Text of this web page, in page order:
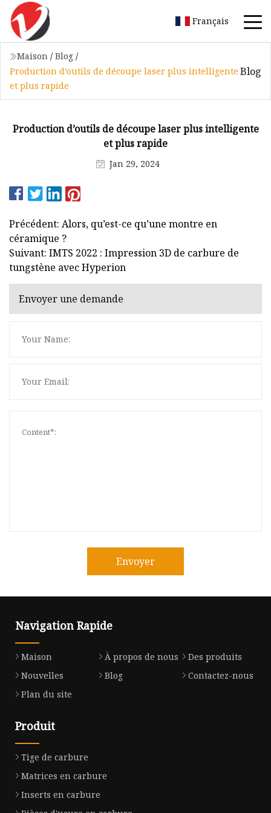
Français
Maison / Blog /
Production d’outils de découpe laser plus intelligente
et plus rapide
Blog
Production d’outils de découpe laser plus intelligente
et plus rapide
Jan 29, 2024
Précédent: Alors, qu’est-ce qu’une montre en
céramique ?
Suivant: IMTS 2022 : Impression 3D de carbure de
tungstène avec Hyperion
Envoyer une demande
Envoyer
Navigation Rapide
Maison À propos de nous
Des produits
Nouvelles
Blog
Contactez-nous
Plan du site
Produit
Tige de carbure
Matrices en carbure
Inserts en carbure